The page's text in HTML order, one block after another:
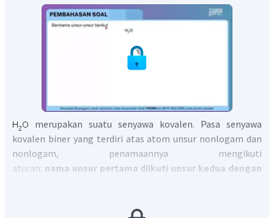
merupakan suatu senyawa kovalen. Pasa senyawa
kovalen biner yang terdiri atas atom unsur nonlogam dan
nonlogam, penamaannya mengikuti
aturan: nama unsur pertama diikuti unsur kedua dengan
. Angka yunani yang digunakan adalah 1=mono, 2=di,